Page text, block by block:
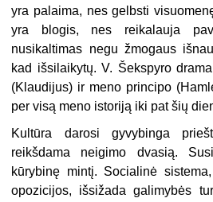
yra palaima, nes gelbsti
yra blogis, nes reikalauja
nusikaltimas negu žmogaus
kad išsilaikytų. V. Šekspyro
(Klaudijus) ir meno principo
per visą meno istoriją iki pat šių
Kultūra darosi gyvybinga
reikšdama neigimo dvasią.
kūrybinę mintį. Socialinė
opozicijos, išsižada galimybės